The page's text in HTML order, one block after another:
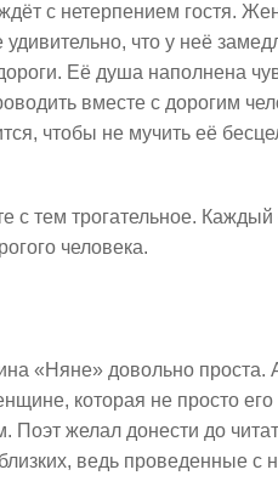
с нетерпением гостя.
что у неё
Её душа наполнена
вместе с дорогим
чтобы не мучить её
с тем трогательное. Каждый
человека.
«Няне» довольно проста.
которая не просто его
Поэт желал донести до
ведь проведенные с